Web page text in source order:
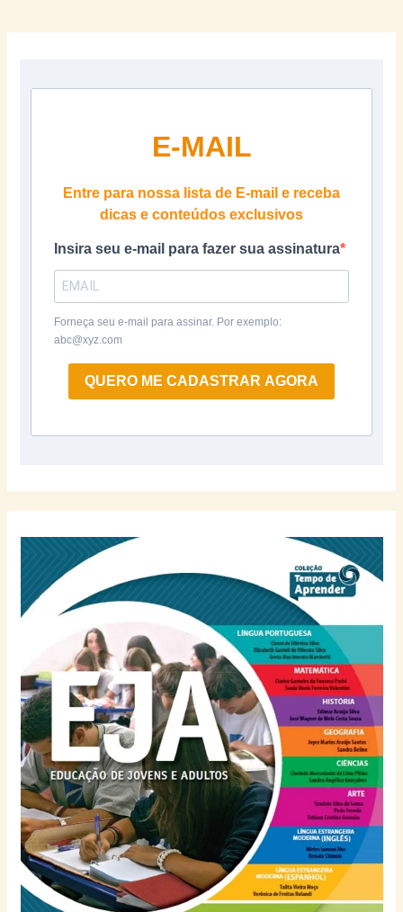
E-MAIL
Entre para nossa lista de E-mail e receba
dicas e conteúdos exclusivos
Insira seu e-mail para fazer sua assinatura
Forneça seu e-mail para assinar. Por exemplo:
abc@xyz.com
QUERO ME CADASTRAR AGORA